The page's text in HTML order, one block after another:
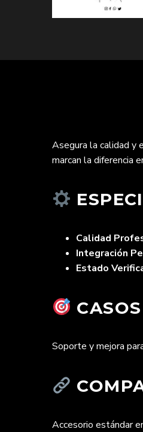
Asegura la calidad y
marcan la diferencia
Calidad
Integración
Estado
Soporte y mejora
Accesorio estándar